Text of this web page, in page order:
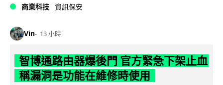
商業科技 資訊保安
Vin 13 小時
智博通路由器爆後門 官方緊急下架止血
稱漏洞是功能在維修時使用